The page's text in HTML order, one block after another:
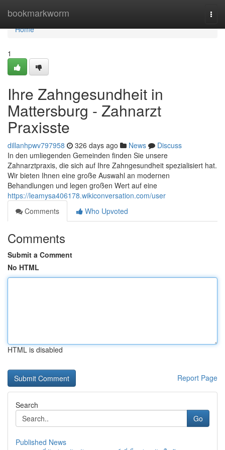
bookmarkworm
Home
Home
1
Ihre Zahngesundheit in
Mattersburg - Zahnarzt
Praxisste
dillanhpwv797958 326 days ago News
Discuss
In den umliegenden Gemeinden finden Sie unsere
Zahnarztpraxis, die sich auf Ihre Zahngesundheit spezialisiert hat.
Wir bieten Ihnen eine große Auswahl an modernen
Behandlungen und legen großen Wert auf eine
https://leamysa406178.wikiconversation.com/user
Comments
Who Upvoted
Comments
Submit a Comment
No HTML
HTML is disabled
Report Page
Search
Go
Published News